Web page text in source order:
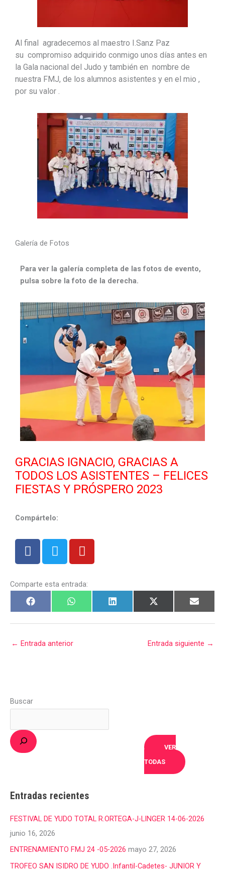
Al final agradecemos al maestro I.Sanz Paz
su compromiso adquirido conmigo unos días antes en
la Gala nacional del Judo y también en nombre de
nuestra FMJ, de los alumnos asistentes y en el mio ,
por su valor .
Galería de Fotos
Para ver la galería completa de las fotos de evento,
pulsa sobre la foto de la derecha.
GRACIAS IGNACIO, GRACIAS A
TODOS LOS ASISTENTES – FELICES
FIESTAS Y PRÓSPERO 2023
Compártelo:
F
a
e
b
o
o
T
w
t
t
r
Y
o
t
u
e
Comparte esta entrada:
← Entrada anterior Entrada siguiente →
Buscar
VER
TODAS
Entradas recientes
FESTIVAL DE YUDO TOTAL R.ORTEGA-J-LINGER 14-06-2026
junio 16, 2026
ENTRENAMIENTO FMJ 24 -05-2026 mayo 27, 2026
TROFEO SAN ISIDRO DE YUDO .Infantil-Cadetes- JUNIOR Y